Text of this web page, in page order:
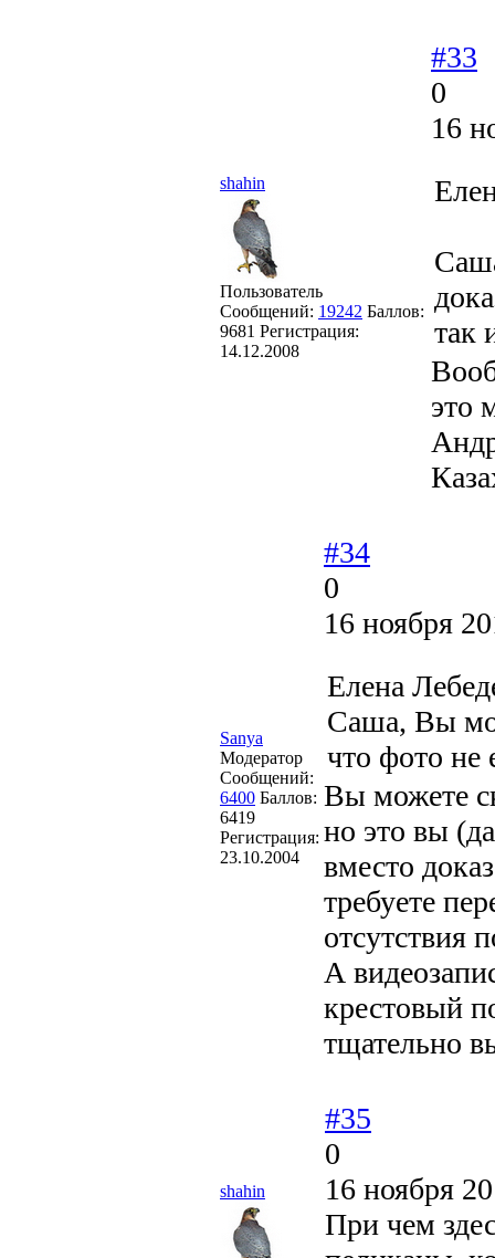
shahin
Пользователь
Сообщений: 19242 Баллов:
9681 Регистрация:
14.12.2008
#33
0
16
так
это
Sanya
Модератор
Сообщений:
6400 Баллов:
6419
Регистрация:
23.10.2004
#34
0
16 ноября
Елена
Саша, Вы
что фото не
Вы можете
но это вы
вместо
требуете
отсутствия
А
крестовый
тщательно
shahin
#35
0
16 ноября
При чем